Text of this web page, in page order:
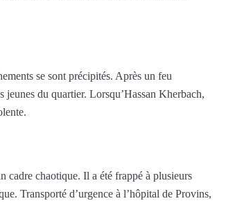
se sont précipités. Après un feu
du quartier. Lorsqu’Hassan Kherbach,
cadre chaotique. Il a été frappé à plusieurs
Transporté d’urgence à l’hôpital de Provins,